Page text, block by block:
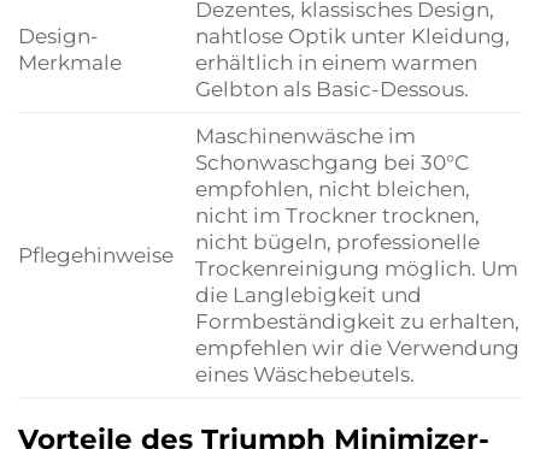
Design-
Merkmale
Dezentes, klassisches Design,
nahtlose Optik unter Kleidung,
erhältlich in einem warmen
Gelbton als Basic-Dessous.
Pflegehinweise
Maschinenwäsche im
Schonwaschgang bei 30°C
empfohlen, nicht bleichen,
nicht im Trockner trocknen,
nicht bügeln, professionelle
Trockenreinigung möglich. Um
die Langlebigkeit und
Formbeständigkeit zu erhalten,
empfehlen wir die Verwendung
eines Wäschebeutels.
Vorteile des Triumph Minimizer-